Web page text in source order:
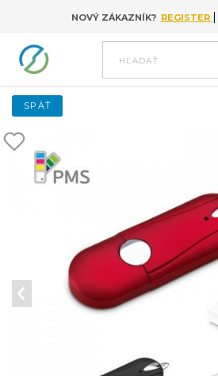
Go to content
NOVÝ ZÁKAZNÍK? REGISTER |
hľadať
SPÄŤ